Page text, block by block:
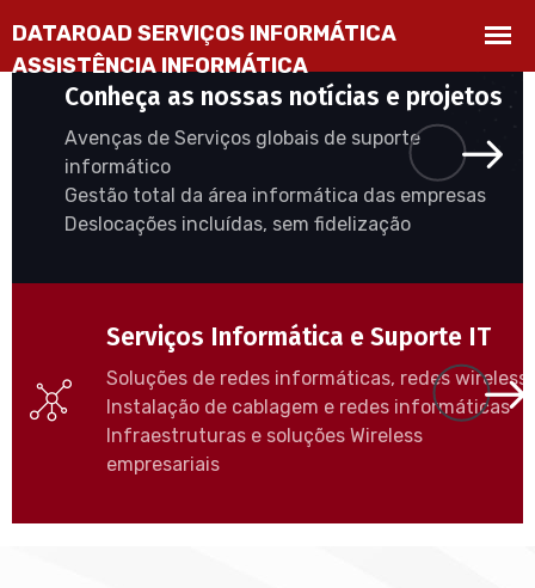
Conheça as nossas notícias e projetos
Avenças de Serviços globais de suporte
informático
Gestão total da área informática das empresas
Deslocações incluídas, sem fidelização
Serviços Informática e Suporte IT
Soluções de redes informáticas, redes wireless
Instalação de cablagem e redes informáticas
Infraestruturas e soluções Wireless
empresariais